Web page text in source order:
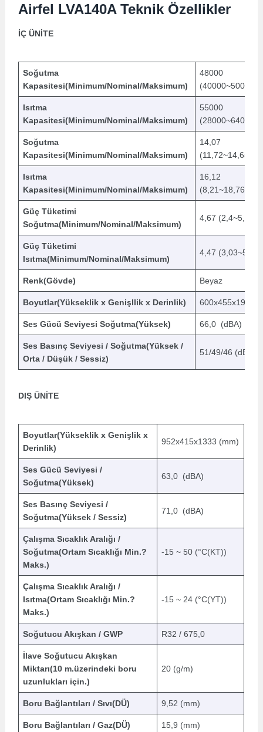
Airfel LVA140A Teknik Özellikler
İÇ ÜNİTE
Soğutma
Kapasitesi(Minimum/Nominal/Maksimum)
48000
(40000~50000))
Isıtma
Kapasitesi(Minimum/Nominal/Maksimum)
55000
(28000~64000))
Soğutma
Kapasitesi(Minimum/Nominal/Maksimum)
14,07
(11,72~14,65))
Isıtma
Kapasitesi(Minimum/Nominal/Maksimum)
16,12
(8,21~18,76))
Güç Tüketimi
Soğutma(Minimum/Nominal/Maksimum)
4,67 (2,4~5,1)
Güç Tüketimi
Isıtma(Minimum/Nominal/Maksimum)
4,47
Renk(Gövde) Beyaz
Boyutlar(Yükseklik x Genişllik x Derinlik) 600x455x1934
Ses Gücü Seviyesi Soğutma(Yüksek) 66,0 (dBA)
Ses Basınç Seviyesi / Soğutma(Yüksek /
Orta / Düşük / Sessiz)
51/49/46 (dBA)
DIŞ ÜNİTE
Boyutlar(Yükseklik x Genişlik x
Derinlik)
952x415x1333 (mm)
Ses Gücü Seviyesi /
Soğutma(Yüksek)
63,0 (dBA)
Ses Basınç Seviyesi /
Soğutma(Yüksek / Sessiz)
71,0 (dBA)
Çalışma Sıcaklık Aralığı /
Soğutma(Ortam Sıcaklığı Min.?
Maks.)
-15 ~ 50 (°C(KT))
Çalışma Sıcaklık Aralığı /
Isıtma(Ortam Sıcaklığı Min.?
Maks.)
-15 ~ 24 (°C(YT))
Soğutucu Akışkan / GWP R32 / 675,0
İlave Soğutucu Akışkan
Miktarı(10 m.üzerindeki boru
uzunlukları için.)
20 (g/m)
Boru Bağlantıları / Sıvı(DÜ) 9,52 (mm)
Boru Bağlantıları / Gaz(DÜ) 15,9 (mm)